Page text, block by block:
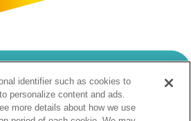
って
て
Cookie設定について
identifier such as cookies to
personalize content and ads.
more details about how we use